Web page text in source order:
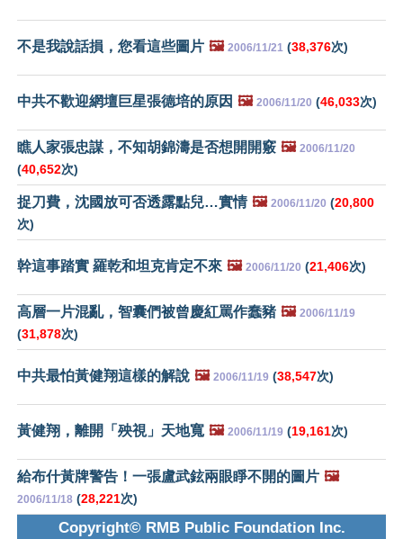
不是我說話損，您看這些圖片 🖼️ 2006/11/21 (38,376次)
中共不歡迎網壇巨星張德培的原因 🖼️ 2006/11/20 (46,033次)
瞧人家張忠謀，不知胡錦濤是否想開開竅 🖼️ 2006/11/20
(40,652次)
捉刀費，沈國放可否透露點兒…實情 🖼️ 2006/11/20 (20,800
次)
幹這事踏實 羅乾和坦克肯定不來 🖼️ 2006/11/20 (21,406次)
高層一片混亂，智囊們被曾慶紅罵作蠢豬 🖼️ 2006/11/19
(31,878次)
中共最怕黃健翔這樣的解說 🖼️ 2006/11/19 (38,547次)
黃健翔，離開「殃視」天地寬 🖼️ 2006/11/19 (19,161次)
給布什黃牌警告！一張盧武鉉兩眼睜不開的圖片 🖼️
2006/11/18 (28,221次)
Copyright© RMB Public Foundation Inc.